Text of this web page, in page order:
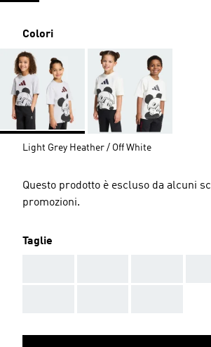
Colori
Light Grey Heather / Off White
Questo prodotto è escluso da alcuni
promozioni.
Taglie